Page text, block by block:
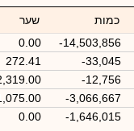
כמות שער
-14,503,856
0.00
-33,045
272.41
-12,756
-3,066,667
-1,646,015
0.00